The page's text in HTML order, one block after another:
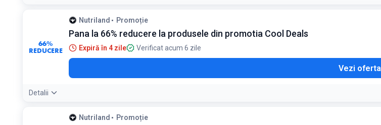
66%
REDUCERE
Nutriland Promoție
Pana la 66% reducere la produsele din promotia Cool Deals
Expiră în 4 zile Verificat acum 6 zile
Vezi oferta
Detalii
Nutriland Promoție